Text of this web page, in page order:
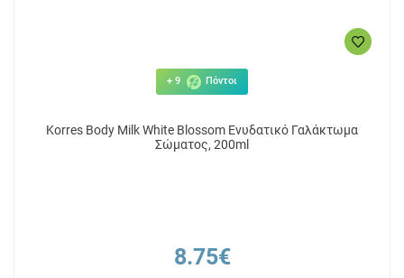
+ 9 Πόντοι
Korres Body Milk White Blossom Ενυδατικό Γαλάκτωμα
Σώματος, 200ml
8.75€